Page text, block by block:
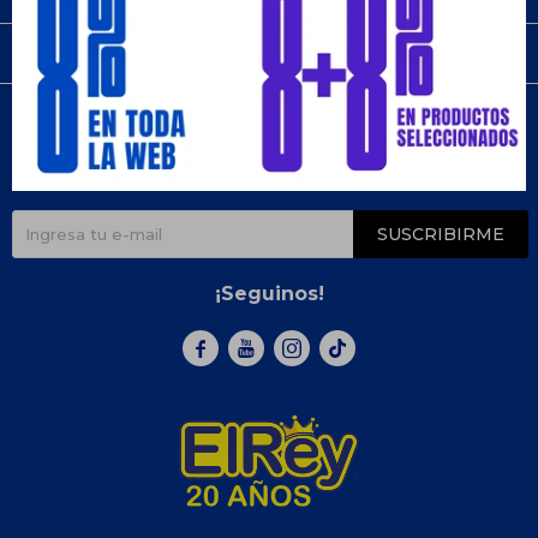
¡Suscribite y recibí todas nuestras novedades!
SUSCRIBIRME
¡Seguinos!
  